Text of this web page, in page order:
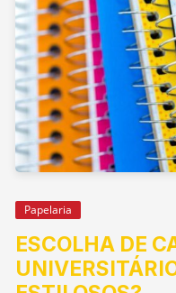
Papelaria
ESCOLHA DE